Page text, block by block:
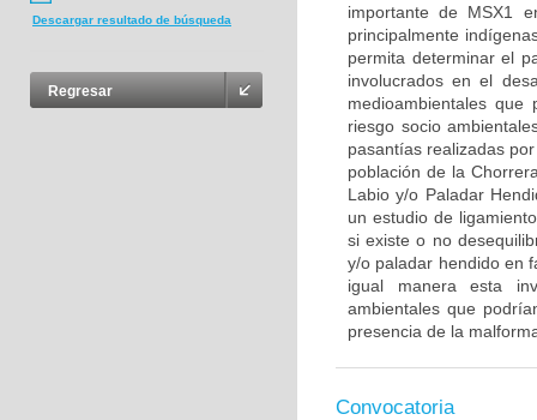
Descargar resultado de búsqueda
Regresar
importante de MSX1
principalmente
permita determinar el
involucrados en el
medioambientales
riesgo socio
pasantías realizadas
población de la
Labio y/o Paladar
un estudio de
si existe o no
y/o paladar hendido en
igual manera esta
ambientales que
presencia de la
Convocatoria